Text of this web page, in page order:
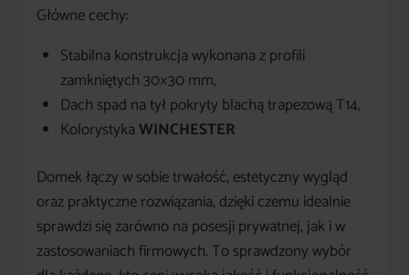
Główne cechy:
Stabilna konstrukcja wykonana z profili
zamkniętych 30×30 mm,
Dach spad na tył pokryty blachą trapezową T14,
KolorystykaWINCHESTER
Domek łączy w sobie trwałość, estetyczny wygląd
oraz praktyczne rozwiązania, dzięki czemu idealnie
sprawdzi się zarówno na posesji prywatnej, jak i w
zastosowaniach firmowych. To sprawdzony wybór